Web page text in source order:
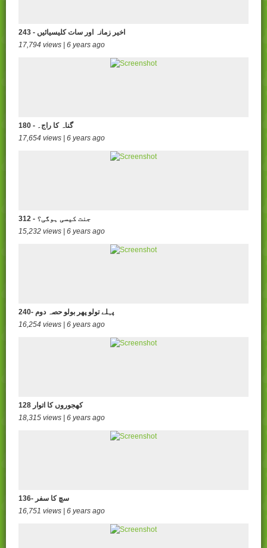
243 - اخیر زمانہ اور سات کلیسیائیں
17,794 views | 6 years ago
180 - گناہ کا راج۔
17,654 views | 6 years ago
312 - جنت کيسی ہوگی؟
15,232 views | 6 years ago
240- پہلے تولو پھر بولو حصہ دوم
16,254 views | 6 years ago
128 کھجوروں کا اتوار
18,315 views | 6 years ago
136- سچ کا سفر
16,751 views | 6 years ago